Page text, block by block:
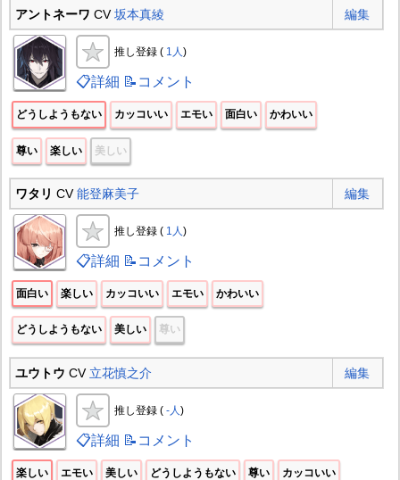
アントネーワ CV坂本真綾 編集
推し登録 ( 1人)
📋詳細 📝コメント
どうしようもない カッコいい エモい 面白い かわいい
尊い 楽しい 美しい
ワタリ CV能登麻美子 編集
推し登録 ( 1人)
📋詳細 📝コメント
面白い 楽しい カッコいい エモい かわいい
どうしようもない 美しい 尊い
ユウトウ CV 立花慎之介 編集
推し登録 ( -人)
📋詳細 📝コメント
楽しい エモい 美しい どうしようもない 尊い カッコいい